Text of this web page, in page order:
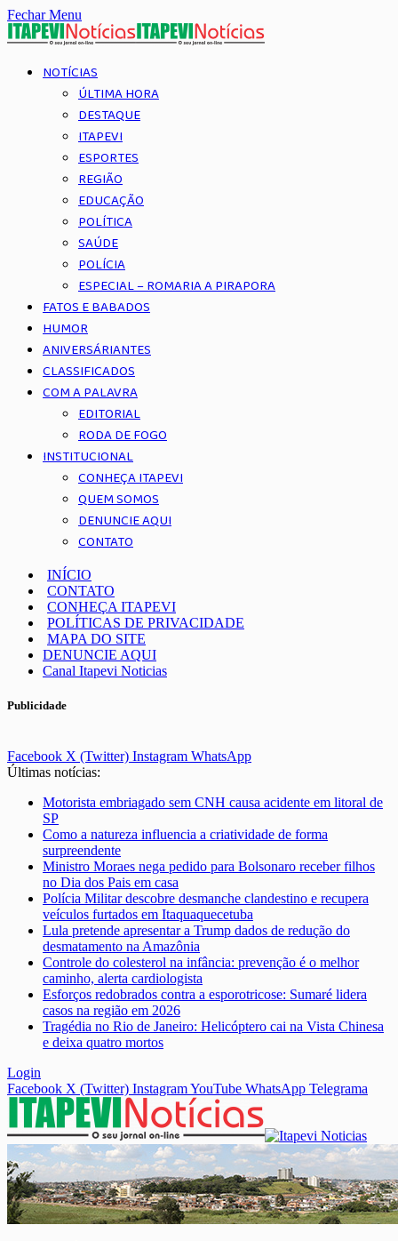
Fechar Menu
NOTÍCIAS
ÚLTIMA HORA
DESTAQUE
ITAPEVI
ESPORTES
REGIÃO
EDUCAÇÃO
POLÍTICA
SAÚDE
POLÍCIA
ESPECIAL – ROMARIA A PIRAPORA
FATOS E BABADOS
HUMOR
ANIVERSÁRIANTES
CLASSIFICADOS
COM A PALAVRA
EDITORIAL
RODA DE FOGO
INSTITUCIONAL
CONHEÇA ITAPEVI
QUEM SOMOS
DENUNCIE AQUI
CONTATO
INÍCIO
CONTATO
CONHEÇA ITAPEVI
POLÍTICAS DE PRIVACIDADE
MAPA DO SITE
DENUNCIE AQUI
Canal Itapevi Noticias
Publicidade
Facebook X (Twitter) Instagram WhatsApp
Últimas notícias:
Motorista embriagado sem CNH causa acidente em litoral de
SP
Como a natureza influencia a criatividade de forma
surpreendente
Ministro Moraes nega pedido para Bolsonaro receber filhos
no Dia dos Pais em casa
Polícia Militar descobre desmanche clandestino e recupera
veículos furtados em Itaquaquecetuba
Lula pretende apresentar a Trump dados de redução do
desmatamento na Amazônia
Controle do colesterol na infância: prevenção é o melhor
caminho, alerta cardiologista
Esforços redobrados contra a esporotricose: Sumaré lidera
casos na região em 2026
Tragédia no Rio de Janeiro: Helicóptero cai na Vista Chinesa
e deixa quatro mortos
Login
Facebook X (Twitter) InstagramYouTube WhatsApp Telegrama